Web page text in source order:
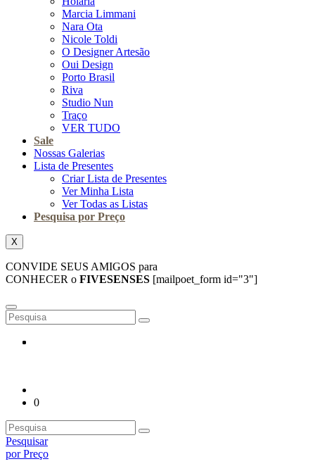
Marcia Limmani
Nara Ota
Nicole Toldi
O Designer Artesão
Oui Design
Porto Brasil
Riva
Studio Nun
Traço
VER TUDO
Sale
Nossas Galerias
Lista de Presentes
Criar Lista de Presentes
Ver Minha Lista
Ver Todas as Listas
Pesquisa por Preço
X
CONVIDE SEUS AMIGOS para
CONHECER o FIVESENSES [mailpoet_form id="3"]
0
Pesquisar
por Preço